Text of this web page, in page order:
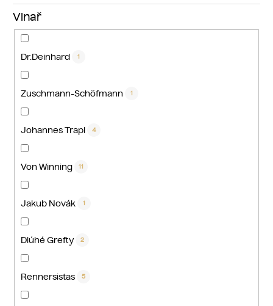
Vinař
Dr.Deinhard 1
Zuschmann-Schöfmann 1
Johannes Trapl 4
Von Winning 11
Jakub Novák 1
Dlúhé Grefty 2
Rennersistas 5